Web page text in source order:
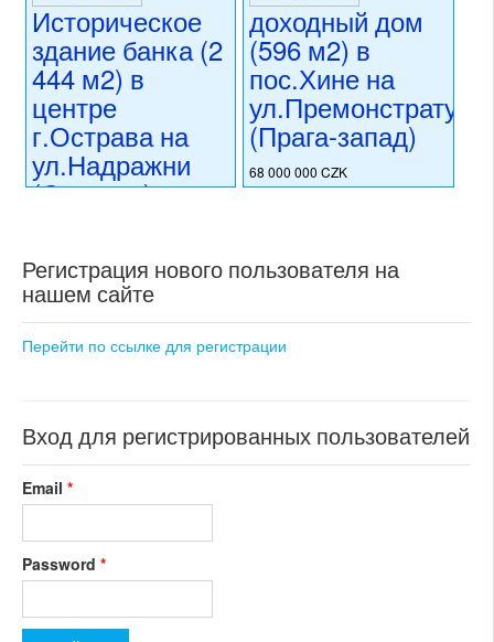
Историческое
здание банка (2
444 м2) в
центре
г.Острава на
ул.Надражни
(Силезия)
раздел: объекты для
коммерческого использования
номер объекта:20747
доходный дом
(596 м2) в
пос.Хине на
ул.Премонстрату
(Прага-запад)
68 000 000 CZK
регион:область Праги
номер объекта:20628
Регистрация нового пользователя на
нашем сайте
Перейти по ссылке для регистрации
Вход для регистрированных пользователей
Email *
Password *